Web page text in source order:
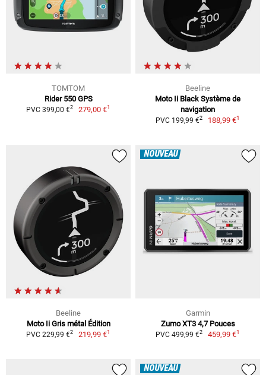
TOMTOM
Rider 550 GPS
PVC 399,00 €2 279,00 €1
Beeline
Moto Ii Black Système de
navigation
PVC 199,99 €2 188,99 €1
Beeline
Moto Ii Gris métal Édition
PVC 229,99 €2 219,99 €1
NOUVEAU
Garmin
Zumo XT3 4,7 Pouces
PVC 499,99 €2 459,99 €1
NOUVEAU